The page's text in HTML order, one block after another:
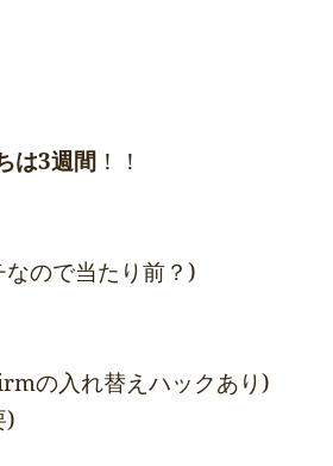
は3週間 ！！
ので当たり前？)
の入れ替えハックあり)
)